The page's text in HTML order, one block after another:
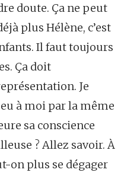
doute. Ça ne peut
plus Hélène, c’est
Il faut toujours
Ça doit
Je
à moi par la même
sa conscience
? Allez savoir. À
on plus se dégager